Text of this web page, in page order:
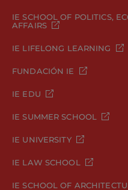
IE SCHOOL OF POLITICS,
AFFAIRS
IE LIFELONG LEARNING
FUNDACIÓN IE
IE EDU
IE SUMMER SCHOOL
IE UNIVERSITY
IE LAW SCHOOL
IE SCHOOL OF